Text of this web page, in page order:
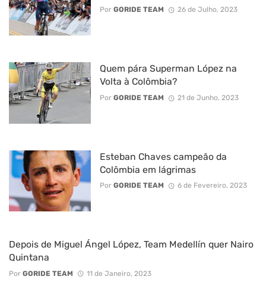
Por GORIDE TEAM 26 de Julho, 2023
Quem pára Superman López na
Volta à Colômbia?
Por GORIDE TEAM 21 de Junho, 2023
Esteban Chaves campeão da
Colômbia em lágrimas
Por GORIDE TEAM 6 de Fevereiro, 2023
Depois de Miguel Ángel López, Team Medellín quer Nairo
Quintana
Por GORIDE TEAM 11 de Janeiro, 2023